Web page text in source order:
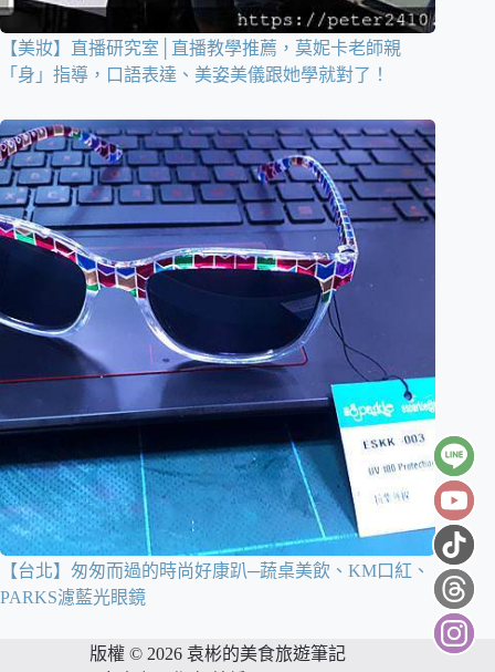
【美妝】直播研究室│直播教學推薦，莫妮卡老師親
「身」指導，口語表達、美姿美儀跟她學就對了！
【台北】匆匆而過的時尚好康趴─蔬桌美飲、KM口紅、
PARKS濾藍光眼鏡
版權 © 2026 袁彬的美食旅遊筆記